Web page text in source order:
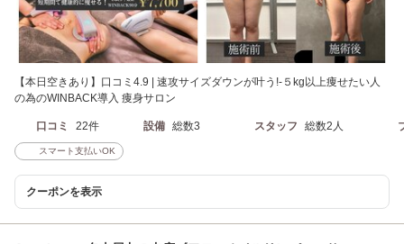
【本日空きあり】口コミ4.9 | 速攻サイズダウンが叶う!-５kg以上痩せたい人
の為のWINBACK導入 痩身サロン
口コミ 22件 設備 総数3 スタッフ 総数2人
スマート支払いOK
クーポンを表示